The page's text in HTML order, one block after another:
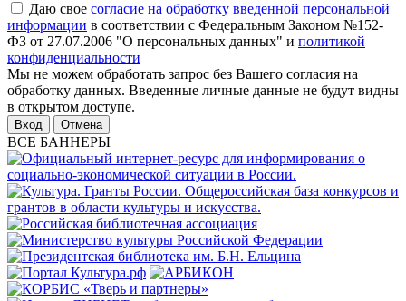
Даю свое согласие на обработку введенной персональной
информации в соответствии с Федеральным Законом №152-
ФЗ от 27.07.2006 "О персональных данных" и политикой
конфиденциальности
Мы не можем обработать запрос без Вашего согласия на
обработку данных. Введенные личные данные не будут видны
в открытом доступе.
Отмена
ВСЕ БАННЕРЫ